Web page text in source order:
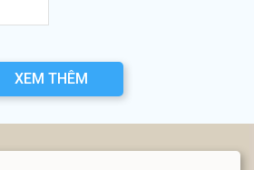
XEM THÊM